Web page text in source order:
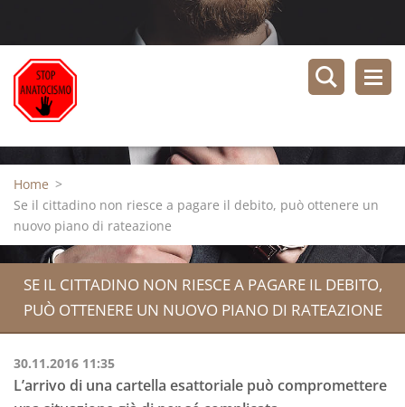
Home >
Se il cittadino non riesce a pagare il debito, può ottenere un
nuovo piano di rateazione
SE IL CITTADINO NON RIESCE A PAGARE IL DEBITO,
PUÒ OTTENERE UN NUOVO PIANO DI RATEAZIONE
30.11.2016 11:35
L’arrivo di una cartella esattoriale può compromettere